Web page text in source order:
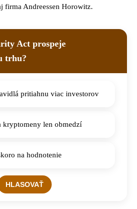
firma Andreessen Horowitz.
Act prospeje
trhu?
pritiahnu viac investorov
kryptomeny len obmedzí
na hodnotenie